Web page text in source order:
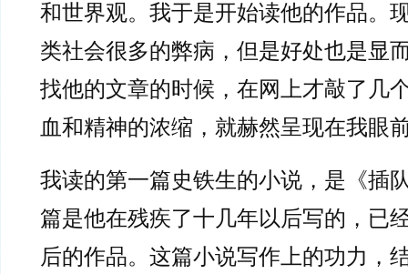
和世界观。我于是开始读他的作品。
类社会很多的弊病，但是好处也是显
找他的文章的时候，在网上才敲了几
血和精神的浓缩，就赫然呈现在我眼
我读的第一篇史铁生的小说，是《插
篇是他在残疾了十几年以后写的，已
后的作品。这篇小说写作上的功力，